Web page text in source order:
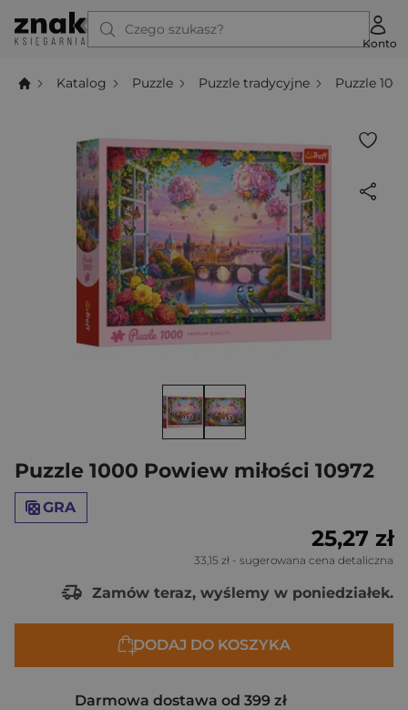
Czego szukasz?
Konto
Katalog Puzzle Puzzle tradycyjne Puzzle
Puzzle 1000 Powiew miłości 10972
GRA
25,27 zł
33,15 zł - sugerowana cena detaliczna
Zamów teraz, wyślemy w poniedziałek.
DODAJ DO KOSZYKA
Darmowa dostawa od 399 zł